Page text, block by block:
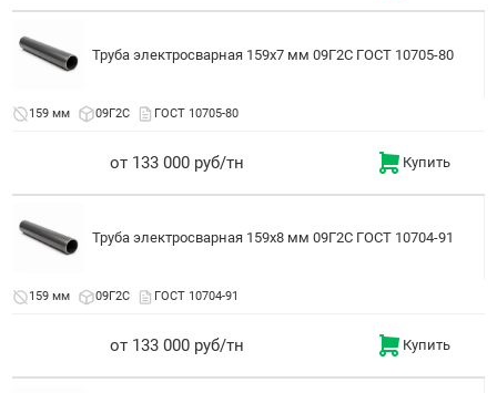
Труба электросварная 159x7 мм 09Г2С ГОСТ 10705-80
159 мм 09Г2С ГОСТ 10705-80
от 133 000 руб/тн Купить
Труба электросварная 159x8 мм 09Г2С ГОСТ 10704-91
159 мм 09Г2С ГОСТ 10704-91
от 133 000 руб/тн Купить